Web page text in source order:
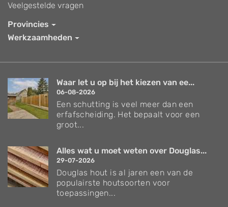
Veelgestelde vragen
Provincies
Werkzaamheden
Waar let u op bij het kiezen van ee...
06-08-2026
Een schutting is veel meer dan een
erfafscheiding. Het bepaalt voor een
groot...
Alles wat u moet weten over Douglas...
29-07-2026
Douglas hout is al jaren een van de
populairste houtsoorten voor
toepassingen...